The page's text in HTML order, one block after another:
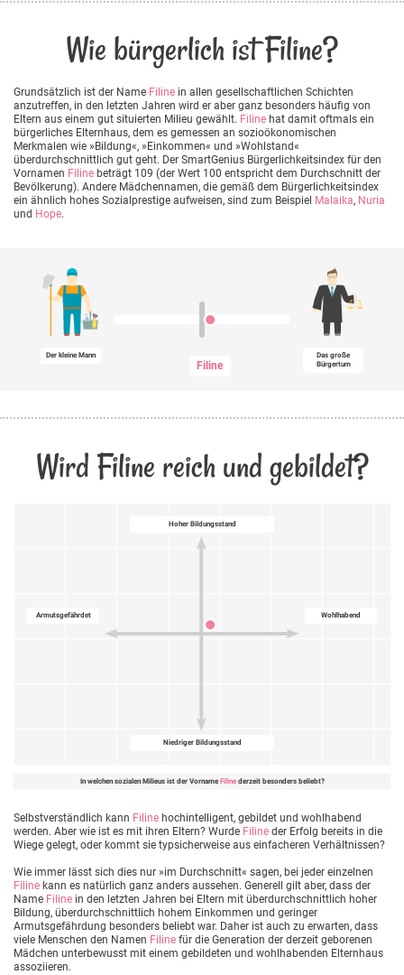
Wie bürgerlich ist Filine?
Grundsätzlich ist der Name Filine in allen gesellschaftlichen Schichten
anzutreffen, in den letzten Jahren wird er aber ganz besonders häufig von
Eltern aus einem gut situierten Milieu gewählt. Filine hat damit oftmals ein
bürgerliches Elternhaus, dem es gemessen an sozioökonomischen
Merkmalen wie »Bildung«, »Einkommen« und »Wohlstand«
überdurchschnittlich gut geht. Der SmartGenius Bürgerlichkeitsindex für den
Vornamen Filine beträgt 109 (der Wert 100 entspricht dem Durchschnitt der
Bevölkerung). Andere Mädchennamen, die gemäß dem Bürgerlichkeitsindex
ein ähnlich hohes Sozialprestige aufweisen, sind zum Beispiel Malaika, Nuria
und Hope.
Der kleine Mann
Filine
Das große
Bürgertum
Wird Filine reich und gebildet?
Hoher Bildungsstand
Wohlhabend
Niedriger Bildungsstand
Armutsgefährdet
In welchen sozialen Milieus ist der Vorname Filinederzeit besonders beliebt?
Selbstverständlich kann Filine hochintelligent, gebildet und wohlhabend
werden. Aber wie ist es mit ihren Eltern? Wurde Filine der Erfolg bereits in die
Wiege gelegt, oder kommt sie typsicherweise aus einfacheren Verhältnissen?
Wie immer lässt sich dies nur »im Durchschnitt« sagen, bei jeder einzelnen
Filine kann es natürlich ganz anders aussehen. Generell gilt aber, dass der
Name Filine in den letzten Jahren bei Eltern mit überdurchschnittlich hoher
Bildung, überdurchschnittlich hohem Einkommen und geringer
Armutsgefährdung besonders beliebt war. Daher ist auch zu erwarten, dass
viele Menschen den Namen Filine für die Generation der derzeit geborenen
Mädchen unterbewusst mit einem gebildeten und wohlhabenden Elternhaus
assoziieren.